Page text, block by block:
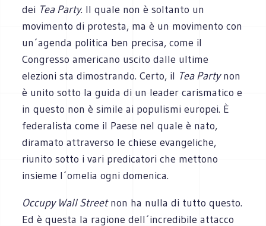
dei Tea Party. Il quale non è soltanto un
movimento di protesta, ma è un movimento con
un´agenda politica ben precisa, come il
Congresso americano uscito dalle ultime
elezioni sta dimostrando. Certo, il Tea Partynon
è unito sotto la guida di un leader carismatico e
in questo non è simile ai populismi europei. È
federalista come il Paese nel quale è nato,
diramato attraverso le chiese evangeliche,
riunito sotto i vari predicatori che mettono
insieme l´omelia ogni domenica.
Occupy Wall Streetnon ha nulla di tutto questo.
Ed è questa la ragione dell´incredibile attacco